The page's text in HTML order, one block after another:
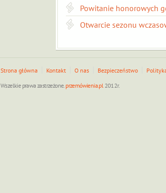
Powitanie honorowych
Otwarcie sezonu
Strona główna Kontakt O nas Bezpieczeństwo
Wszelkie prawa zastrzeżone. przemówienia.pl2012r.